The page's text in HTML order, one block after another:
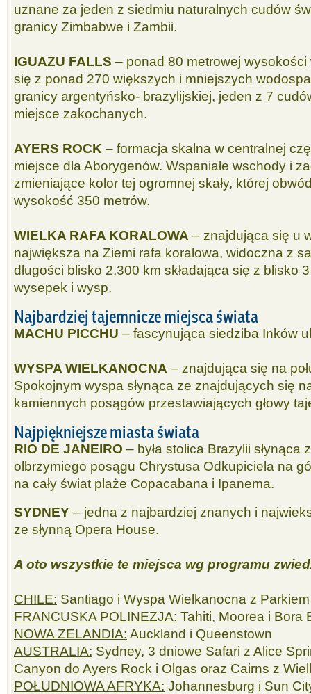
uznane za jeden z siedmiu naturalnych cudów
granicy Zimbabwe i Zambii.
IGUAZU FALLS – ponad 80 metrowej wysokości
się z ponad 270 większych i mniejszych
granicy argentyńsko- brazylijskiej, jeden z 7
miejsce zakochanych.
AYERS ROCK – formacja skalna w centralnej
miejsce dla Aborygenów. Wspaniałe wschody i
zmieniające kolor tej ogromnej skały, której
wysokość 350 metrów.
WIELKA RAFA KORALOWA – znajdująca się u
największa na Ziemi rafa koralowa, widoczna z
długości blisko 2,300 km składająca się z blisko
wysepek i wysp.
Najbardziej tajemnicze miejsca świata
MACHU PICCHU – fascynująca siedziba Inków
WYSPA WIELKANOCNA – znajdująca się na
Spokojnym wyspa słynąca ze znajdujących się
kamiennych posągów przestawiających głowy
Najpiękniejsze miasta świata
RIO DE JANEIRO – była stolica Brazylii słynąca
olbrzymiego posągu Chrystusa Odkupiciela na
na cały świat plaże Copacabana i Ipanema.
SYDNEY – jedna z najbardziej znanych i
ze słynną Opera House.
A oto wszystkie te miejsca wg programu
CHILE: Santiago i Wyspa Wielkanocna z
FRANCUSKA POLINEZJA: Tahiti, Moorea i Bora
NOWA ZELANDIA: Auckland i Queenstown
AUSTRALIA: Sydney, 3 dniowe Safari z Alice
Canyon do Ayers Rock i Olgas oraz Cairns z
POŁUDNIOWA AFRYKA: Johannesburg i Sun